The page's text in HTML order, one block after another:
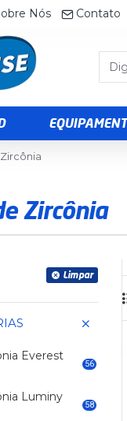
Nós Contato
Zircônia
Limpar
Everest
56
Luminy
58